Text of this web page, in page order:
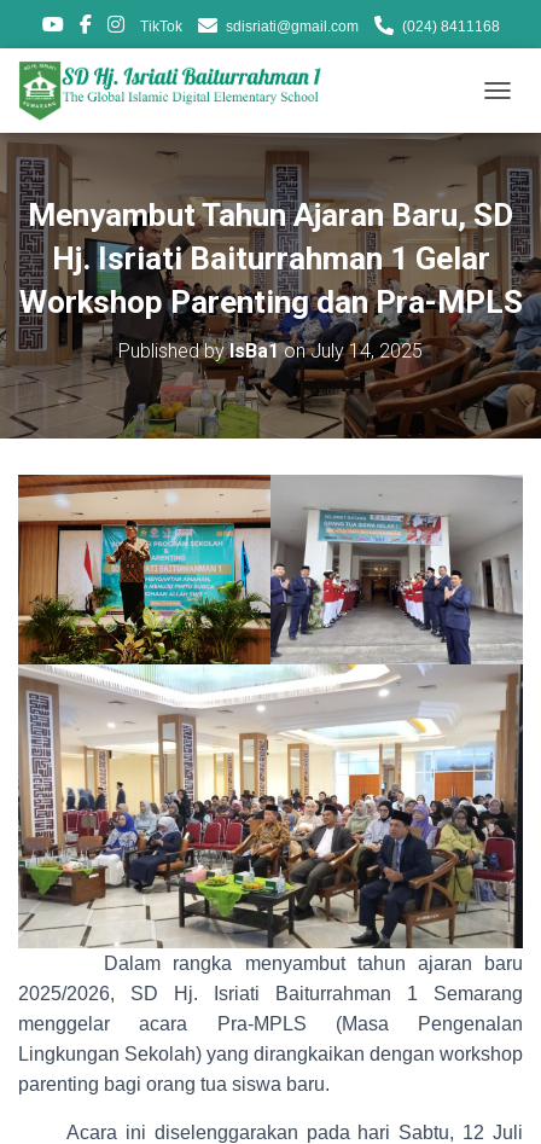
TikTok sdisriati@gmail.com (024) 8411168
O
G
L
E
V
I
G
A
T
I
O
Menyambut Tahun Ajaran Baru, SD
Hj. Isriati Baiturrahman 1 Gelar
Workshop Parenting dan Pra-MPLS
Published byIsBa1onJuly 14, 2025
Dalam rangka menyambut tahun ajaran baru
2025/2026, SD Hj. Isriati Baiturrahman 1 Semarang
menggelar acara Pra-MPLS (Masa Pengenalan
Lingkungan Sekolah) yang dirangkaikan dengan workshop
parenting bagi orang tua siswa baru.
Acara ini diselenggarakan pada hari Sabtu, 12 Juli